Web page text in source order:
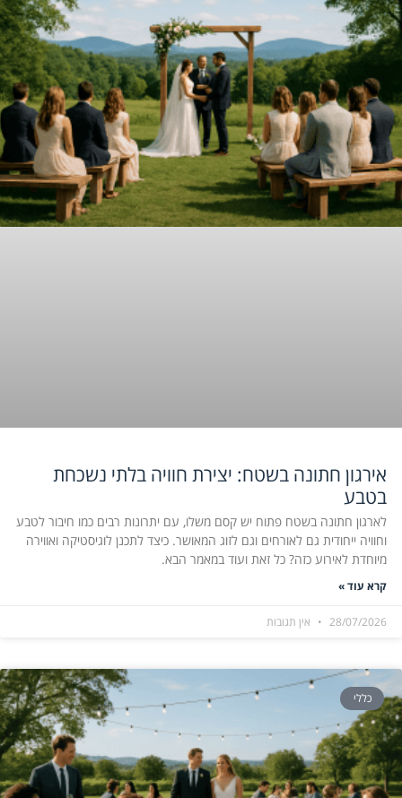
אירגון חתונה בשטח: יצירת חוויה בלתי נשכחת
בטבע
לארגון חתונה בשטח פתוח יש קסם משלו, עם יתרונות רבים כמו חיבור לטבע
וחוויה ייחודית גם לאורחים וגם לזוג המאושר. כיצד לתכנן לוגיסטיקה ואווירה
מיוחדת לאירוע כזה? כל זאת ועוד במאמר הבא.
קרא עוד »
28/07/2026 אין תגובות
כללי